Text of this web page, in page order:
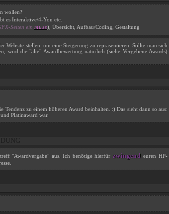
wollen?
es Interaktive/4-You etc.
Seiten ein muss), Übersicht, Aufbau/Coding, Gestaltung
stellen, um eine Steigerung zu repräsentieren. Sollte man sich
wird die "alte" Awardbewertung natürlich (siehe Vergebene Awards)
zu einem höheren Award beinhalten. :) Das sieht dann so aus:
Platinaward war.
"Awardvergabe" aus. Ich benötige hierfür zwingend euren HP-